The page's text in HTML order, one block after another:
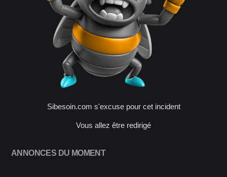
Sibesoin.com s'excuse pour cet incident
Vous allez être redirigé
ANNONCES DU MOMENT